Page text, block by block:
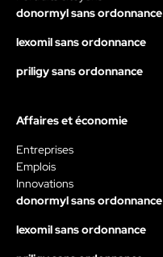
donormyl sans ordonnance
lexomil sans ordonnance
priligy sans ordonnance
Affaires et économie
Entreprises
Emplois
Innovations
donormyl sans ordonnance
lexomil sans ordonnance